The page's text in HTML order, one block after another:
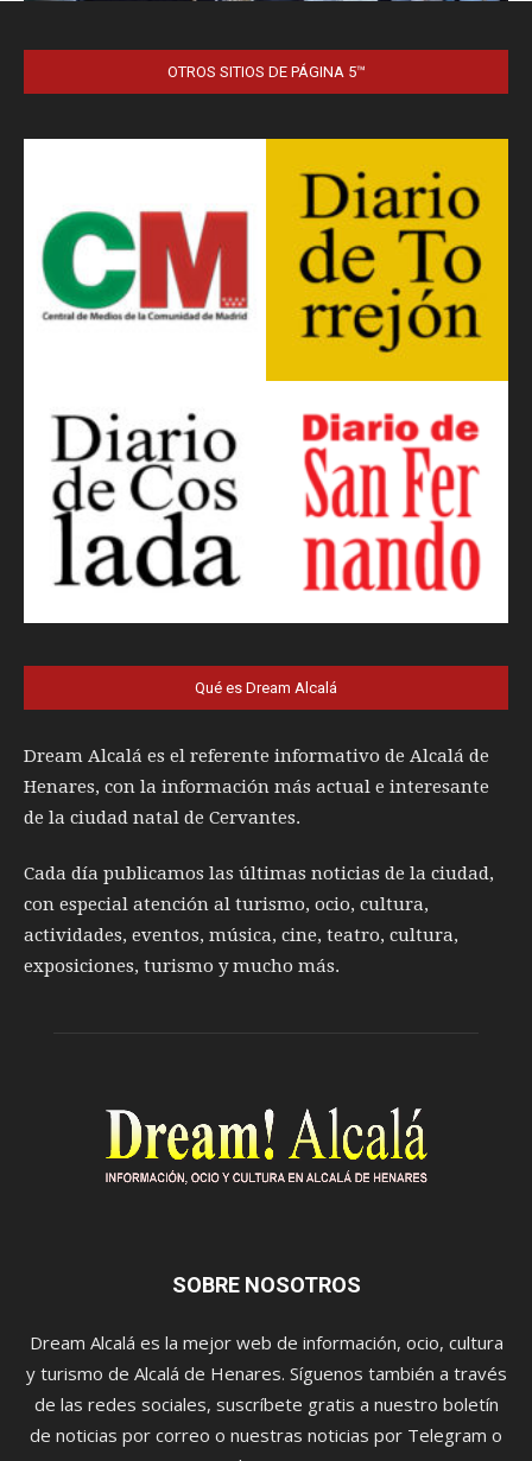
OTROS SITIOS DE PÁGINA 5™
Qué es Dream Alcalá
Dream Alcalá es el referente informativo de Alcalá de
Henares, con la información más actual e interesante
de la ciudad natal de Cervantes.
Cada día publicamos las últimas noticias de la ciudad,
con especial atención al turismo, ocio, cultura,
actividades, eventos, música, cine, teatro, cultura,
exposiciones, turismo y mucho más.
SOBRE NOSOTROS
Dream Alcalá es la mejor web de información, ocio, cultura
y turismo de Alcalá de Henares. Síguenos también a través
de las redes sociales, suscríbete gratis a nuestro boletín
de noticias por correo o nuestras noticias por Telegram o